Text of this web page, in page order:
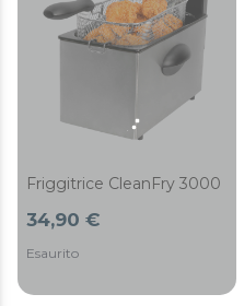
Friggitrice CleanFry 3000
34,90 €
Esaurito